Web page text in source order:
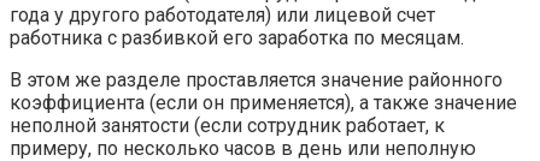
года у другого работодателя) или лицевой счет
работника с разбивкой его заработка по месяцам.
В этом же разделе проставляется значение районного
коэффициента (если он применяется), а также значение
неполной занятости (если сотрудник работает, к
примеру, по несколько часов в день или неполную